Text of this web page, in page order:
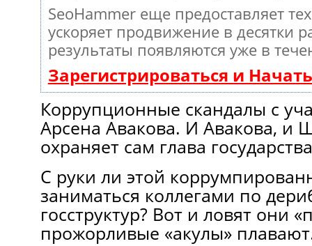
SeoHammer еще предоставляет
ускоряет продвижение в десятки
результаты появляются уже в
Зарегистрироваться и
Коррупционные скандалы с
Арсена Авакова. И Авакова, и
охраняет сам глава
С руки ли этой
заниматься коллегами по
госструктур? Вот и ловят они
прожорливые «акулы»